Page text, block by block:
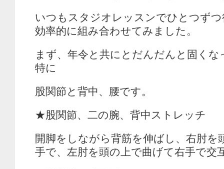
いつもスタジオレッスンでひとつず
効率的に組み合わせてみました。
まず、年令と共にとだんだんと固く
特に
股関節と背中、腰です。
★股関節、二の腕、背中ストレッチ
開脚をしながら背筋を伸ばし、右肘を
手で、左肘を頭の上で曲げて右手で交